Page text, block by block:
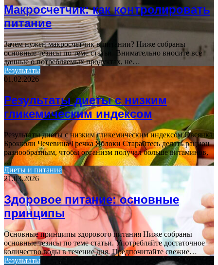
Макросчетчик: как контролировать
питание
Зачем нужен макросчетчик в питании? Ниже собраны
основные тезисы по теме статьи. Внимательно вносите все
данные о потребляемых продуктах, не…
Результаты
01.02.2026
Результаты диеты с низким
гликемическим индексом
Результаты диеты с низким гликемическим индексом Овсянка
Брокколи Чечевица Гречка Яблоки Старайтесь делать рацион
разнообразным, чтобы организм получал больше витаминов,
…
Диеты и питание
21.03.2026
Здоровое питание: основные
принципы
Основные принципы здорового питания Ниже собраны
основные тезисы по теме статьи. Употребляйте достаточное
количество воды в течение дня. Предпочитайте свежие…
Результаты